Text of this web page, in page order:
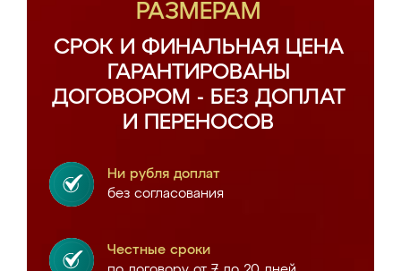
РАЗМЕРАМ
СРОК И ФИНАЛЬНАЯ ЦЕНА
ГАРАНТИРОВАНЫ
ДОГОВОРОМ - БЕЗ ДОПЛАТ
И ПЕРЕНОСОВ
Ни рубля доплат
без согласования
Честные сроки